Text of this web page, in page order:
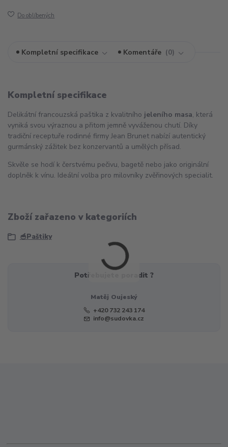
Do oblíbených
Kompletní specifikace Komentáře 0
Kompletní specifikace
Delikátní francouzská paštika z kvalitního jeleního masa, která
vyniká svou výraznou a přitom jemně vyváženou chutí. Díky
tradiční receptuře rodinné firmy Jean Brunet nabízí autentický
gurmánský zážitek bez konzervantů a umělých přísad.
Skvěle se hodí k čerstvému pečivu, bagetě nebo jako originální
doplněk k vínu. Ideální volba pro milovníky zvěřinových specialit.
Zboží zařazeno v kategoriích
🥣Paštiky
Potřebujete poradit ?
Matěj Oujeský
+420 732 243 174
info@sudovka.cz